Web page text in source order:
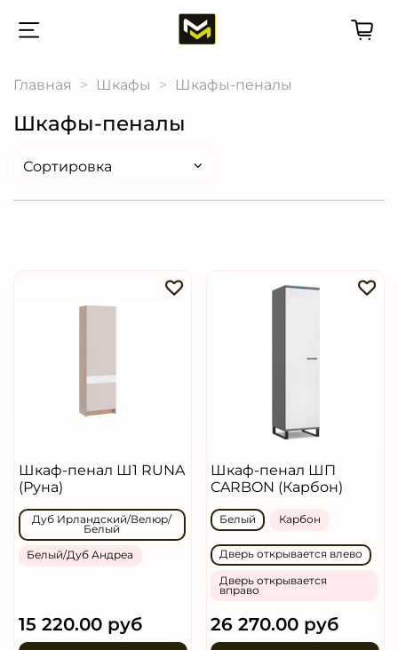
Главная Шкафы Шкафы-пеналы
Шкафы-пеналы
Шкаф-пенал Ш1 RUNA
(Руна)
Дуб Ирландский/Велюр/
Белый
Белый/Дуб Андреа
15 220.00 руб
Шкаф-пенал ШП
CARBON (Карбон)
Белый Карбон
Дверь открывается влево
Дверь открывается
вправо
26 270.00 руб